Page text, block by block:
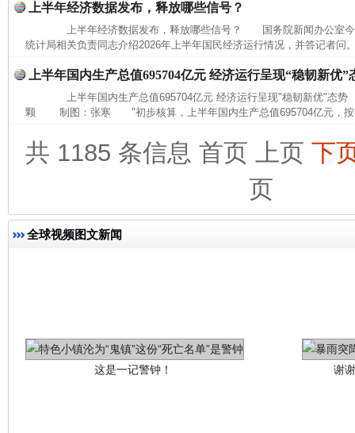
上半年经济数据发布，释放哪些信号？
上半年经济数据发布，释放哪些信号？ 国务院新闻办公室今
统计局相关负责同志介绍2026年上半年国民经济运行情况，并答记者问
上半年国内生产总值695704亿元 经济运行呈现“稳韧新优”
上半年国内生产总值695704亿元 经济运行呈现"稳韧新优"态
颗 制图：张寒 "初步核算，上半年国内生产总值695704亿元，按
共 1185 条信息 首页 上页 下
页
全球视频图文新闻
网上购药对药下症？